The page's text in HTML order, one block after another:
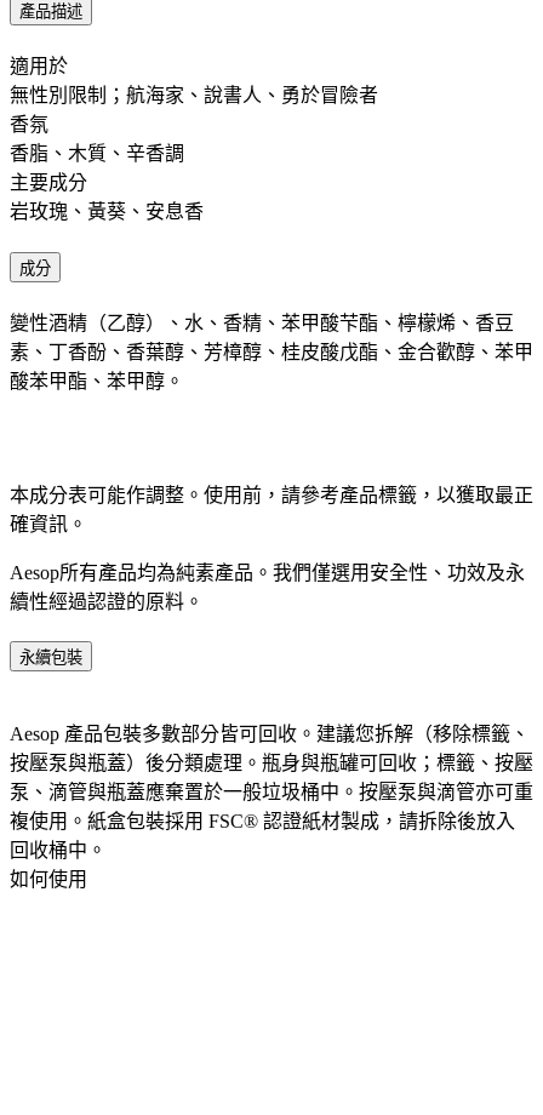
產品描述
適用於 ​ ​
無性別限制；航海家、說書人、勇於冒險者
香氛 ​
香脂、木質、辛香調
主要成分 ​
岩玫瑰、黃葵、安息香
成分
變性酒精（乙醇）、水、香精、苯甲酸芐酯、檸檬烯、香豆
素、丁香酚、香葉醇、芳樟醇、桂皮酸戊酯、金合歡醇、苯甲
酸苯甲酯、苯甲醇。
本成分表可能作調整。使用前，請參考產品標籤，以獲取最正
確資訊。​
Aesop所有產品均為純素產品。我們僅選用安全性、功效及永
續性經過認證的原料。​
永續包裝
Aesop 產品包裝多數部分皆可回收。建議您拆解（移除標籤、
按壓泵與瓶蓋）後分類處理。瓶身與瓶罐可回收；標籤、按壓
泵、滴管與瓶蓋應棄置於一般垃圾桶中。按壓泵與滴管亦可重
複使用。紙盒包裝採用 FSC® 認證紙材製成，請拆除後放入
回收桶中。​
如何使用